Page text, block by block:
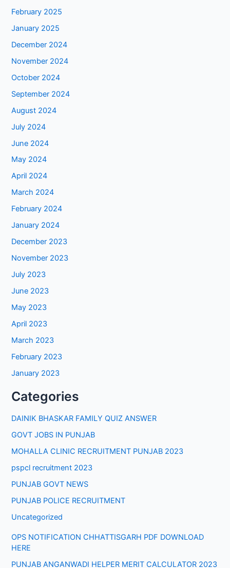
February 2025
January 2025
December 2024
November 2024
October 2024
September 2024
August 2024
July 2024
June 2024
May 2024
April 2024
March 2024
February 2024
January 2024
December 2023
November 2023
July 2023
June 2023
May 2023
April 2023
March 2023
February 2023
January 2023
Categories
DAINIK BHASKAR FAMILY QUIZ ANSWER
GOVT JOBS IN PUNJAB
MOHALLA CLINIC RECRUITMENT PUNJAB 2023
pspcl recruitment 2023
PUNJAB GOVT NEWS
PUNJAB POLICE RECRUITMENT
Uncategorized
OPS NOTIFICATION CHHATTISGARH PDF DOWNLOAD
HERE
PUNJAB ANGANWADI HELPER MERIT CALCULATOR 2023